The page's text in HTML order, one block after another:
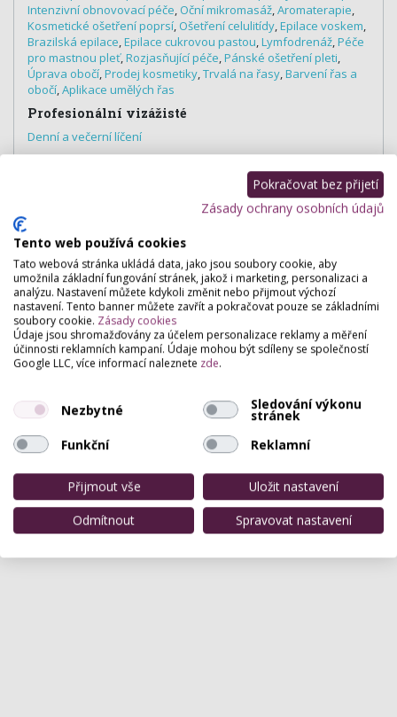
Intenzivní obnovovací péče, Oční mikromasáž,Aromaterapie,
Kosmetické ošetření poprsí, Ošetření celulitídy,Epilace voskem,
Brazilská epilace,Epilace cukrovou pastou,Lymfodrenáž,Péče
pro mastnou pleť,Rozjasňující péče,Pánské ošetření pleti,
Úprava obočí,Prodej kosmetiky,Trvalá na řasy,Barvení řas a
obočí,Aplikace umělých řas
Profesionální vizážisté
Denní a večerní líčení
Mokrá pedikúra
Hodnocení salónu
Pro přidání hodnocení sepřihlašte
Zatím zde není žádné hodnocení.
Pokračovat bez přijetí
Zásady ochrany osobních údajů
Tento web používá cookies
Tato webová stránka ukládá data, jako jsou soubory cookie, aby
umožnila základní fungování stránek, jakož i marketing, personalizaci a
analýzu. Nastavení můžete kdykoli změnit nebo přijmout výchozí
nastavení. Tento banner můžete zavřít a pokračovat pouze se základními
soubory cookie. Zásady cookies
Údaje jsou shromažďovány za účelem personalizace reklamy a měření
účinnosti reklamních kampaní. Údaje mohou být sdíleny se společností
Google LLC, více informací naleznete zde.
Nezbytné Sledování výkonu
stránek
Funkční
Reklamní
Přijmout vše
Uložit nastavení
Odmítnout
Spravovat nastavení